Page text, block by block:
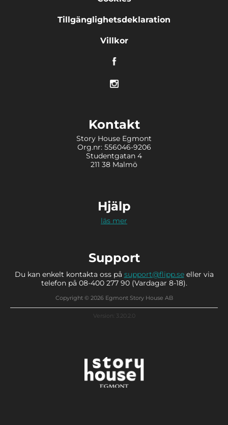
Tillgänglighetsdeklaration
Villkor
Kontakt
Story House Egmont
Org.nr: 556046-9206
Studentgatan 4
211 38 Malmö
Hjälp
läs mer
Support
Du kan enkelt kontakta oss på support@flipp.seeller via
telefon på 08-400 277 90 (Vardagar 8-18).
Copyright © 2026 Egmont Story House AB
Version: 3.20.2.0